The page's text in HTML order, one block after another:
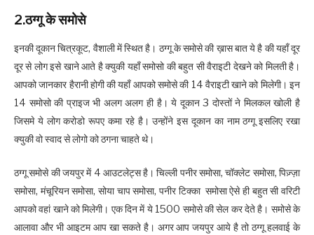
2.ठग्गू के समोसे
इनकी दूकान चित्रकूट, वैशाली में स्थित है। ठग्गू के समोसे की ख़ास बात ये है की यहाँ दूर
दूर से लोग इसे खाने आते है क्युकी यहाँ समोसो की बहुत सी वैराइटी देखने को मिलती है।
आपको जानकार हैरानी होगी की यहाँ आपको समोसे की 14 वैराइटी खाने को मिलेगी। इन
14 समोसो की प्राइज भी अलग अलग ही है। ये दूकान 3 दोस्तों ने मिलकल खोली है
जिसमे ये लोग करोडो रूपए कमा रहे है। उन्होंने इस दूकान का नाम ठग्गू इसलिए रखा
क्युकी वो स्वाद से लोगो को ठगना चाहते थे।
ठग्गू समोसे की जयपुर में 4 आउटलेट्स है। चिल्ली पनीर समोसा, चॉक्लेट समोसा, पिज़्ज़ा
समोसा, मंचूरियन समोसा, सोया चाप समोसा, पनीरटिक्का समोसा ऐसे ही बहुत सी वरिटी
आपको वहां खाने को मिलेगी। एक दिन में ये 1500 समोसे की सेल कर देते है। समोसे के
आलावा और भी आइटम आप खा सकते है। अगर आप जयपुर आये है तो ठग्गू हलवाई के